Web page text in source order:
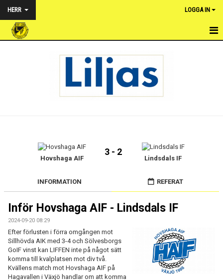
HERR LOGGA IN
BILDGALLERI
DOKUMENT
Hovshaga AIF
3 - 2
Lindsdals IF
INFORMATION REFERAT
Inför Hovshaga AIF - Lindsdals IF
2024-09-20 08:29
Efter förlusten i förra omgången mot
Sillhövda AIK med 3-4 och Sölvesborgs
GoIF vinst kan LIFFEN inte på något sätt
komma till kvalplatsen mot div två.
Kvällens match mot Hovshaga AIF på
Hagavallen i Växjö handlar om att komma